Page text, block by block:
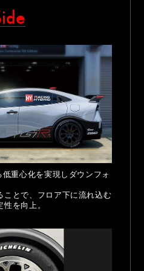
重心化を実現しダウンフォ
ことで、フロア下に流れ込む
を向上。